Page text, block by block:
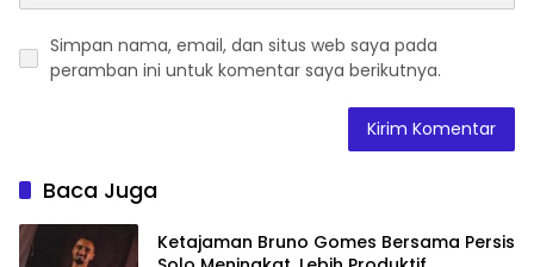
Simpan nama, email, dan situs web saya pada
peramban ini untuk komentar saya berikutnya.
Baca Juga
Ketajaman Bruno Gomes Bersama Persis